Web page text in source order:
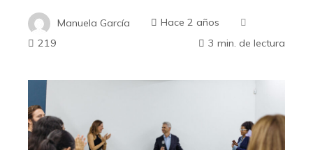
Manuela García
Hace 2 años
219
3 min. de lectura